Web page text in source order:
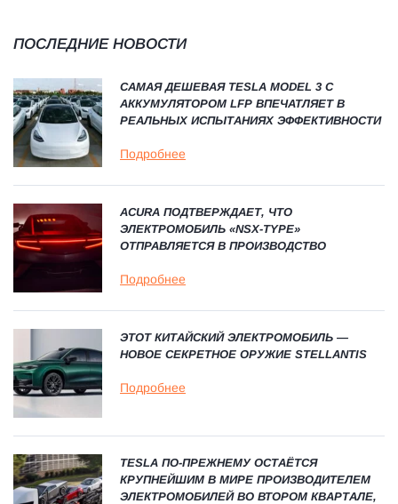
ПОСЛЕДНИЕ НОВОСТИ
САМАЯ ДЕШЕВАЯ TESLA MODEL 3 С
АККУМУЛЯТОРОМ LFP ВПЕЧАТЛЯЕТ В
РЕАЛЬНЫХ ИСПЫТАНИЯХ ЭФФЕКТИВНОСТИ
Подробнее
ACURA ПОДТВЕРЖДАЕТ, ЧТО
ЭЛЕКТРОМОБИЛЬ «NSX-TYPE»
ОТПРАВЛЯЕТСЯ В ПРОИЗВОДСТВО
Подробнее
ЭТОТ КИТАЙСКИЙ ЭЛЕКТРОМОБИЛЬ —
НОВОЕ СЕКРЕТНОЕ ОРУЖИЕ STELLANTIS
Подробнее
TESLA ПО-ПРЕЖНЕМУ ОСТАЁТСЯ
КРУПНЕЙШИМ В МИРЕ ПРОИЗВОДИТЕЛЕМ
ЭЛЕКТРОМОБИЛЕЙ ВО ВТОРОМ КВАРТАЛЕ,